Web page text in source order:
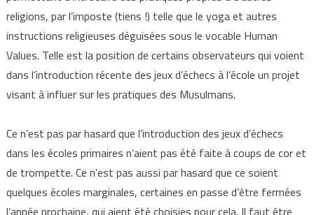
religions, par l’imposte (tiens !) telle que le yoga et autres
instructions religieuses déguisées sous le vocable Human
Values. Telle est la position de certains observateurs qui voient
dans l’introduction récente des jeux d’échecs à l’école un projet
visant à influer sur les pratiques des Musulmans.
Ce n’est pas par hasard que l’introduction des jeux d’échecs
dans les écoles primaires n’aient pas été faite à coups de cor et
de trompette. Ce n’est pas aussi par hasard que ce soient
quelques écoles marginales, certaines en passe d’être fermées
l’année prochaine, qui aient été choisies pour cela. Il faut être